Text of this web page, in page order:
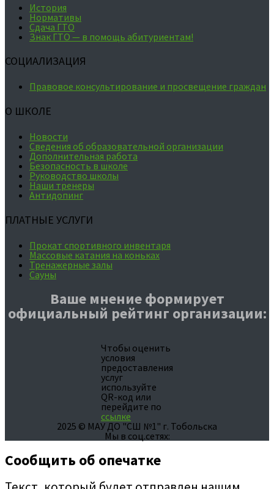
История
Нормативы
Сдача ГТО
Знак ГТО — в помощь абитуриентам!
СОЦИАЛИЗАЦИЯ
Правовое консультирование и просвещение граждан
О ШКОЛЕ
Новости
Сведения об образовательной организации
Дополнительная работа
Безопасность в школе
Руководство школы
Наши тренеры
Антидопинг
ПЛАТНЫЕ УСЛУГИ
Прокат спортивного инвентаря
Массовые катания на коньках
Тренажерные залы
Сауны
Ваше мнение формирует
официальный рейтинг организации:
Чтобы оценить
условия
предоставления
услуг
используйте
QR-код или
перейдите по
ссылке
2025 © МАУ ДО "СШ №1" г. Тобольска
Мы в соц.сетях:
Сообщить об опечатке